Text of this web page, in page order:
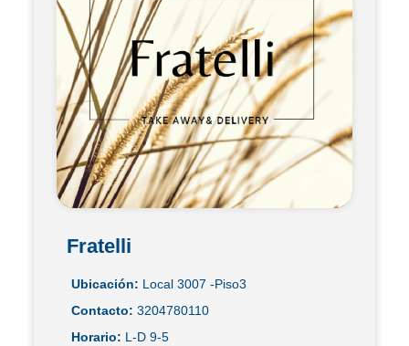
Fratelli
Ubicación: Local 3007 -Piso3
Contacto: 3204780110
Horario: L-D 9-5